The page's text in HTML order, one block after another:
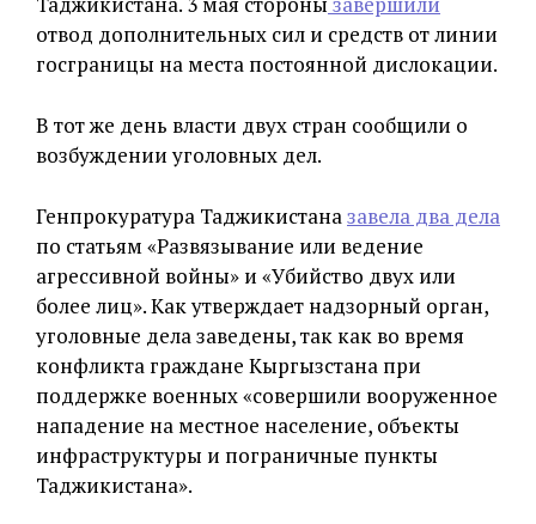
отвод дополнительных сил и средств от линии
госграницы на места постоянной дислокации.
В тот же день власти двух стран сообщили о
возбуждении уголовных дел.
Генпрокуратура Таджикистаназавела два дела
по статьям «Развязывание или ведение
агрессивной войны» и «Убийство двух или
более лиц». Как утверждает надзорный орган,
уголовные дела заведены, так как во время
конфликта граждане Кыргызстана при
поддержке военных «совершили вооруженное
нападение на местное население, объекты
инфраструктуры и пограничные пункты
Таджикистана».